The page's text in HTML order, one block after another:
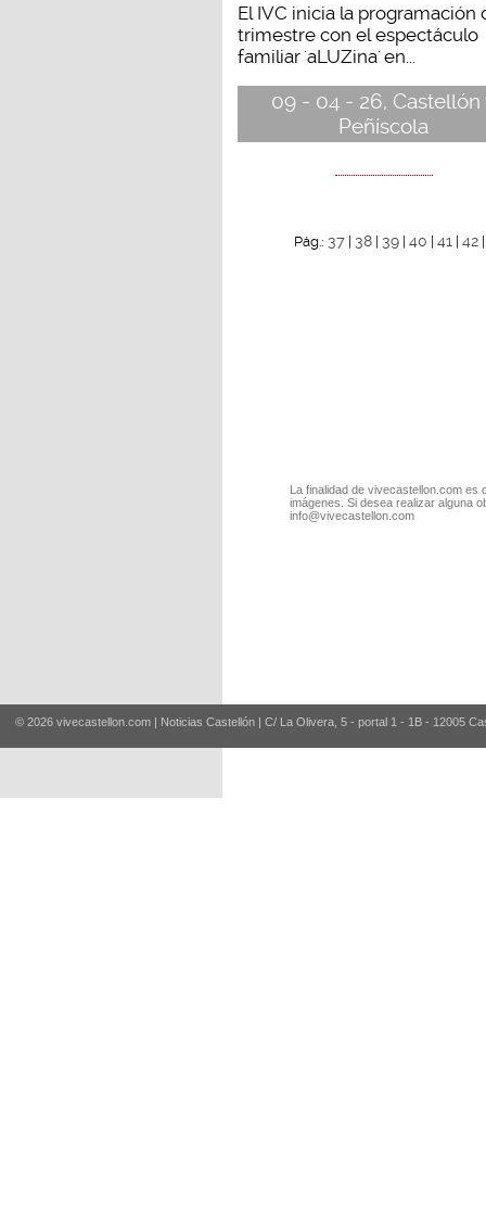
El IVC inicia la programación
trimestre con el espectáculo
familiar 'aLUZina' en...
09 - 04 - 26, Castellón
Peñíscola
Pág.: 37 38 39 |40 |41 |42
La finalidad de vivecastellon.com
imágenes. Si desea realizar alguna
info@vivecastellon.com
© 2026 vivecastellon.com | Noticias Castellón | C/ La Olivera, 5 - portal 1 - 1B - 12005